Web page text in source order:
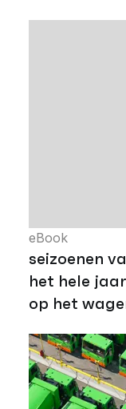
eBook
seizoenen
het hele
op het